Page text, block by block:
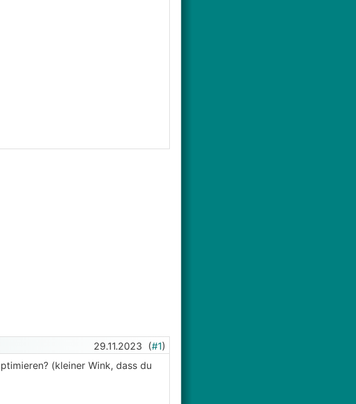
29.11.2023 (#1)
(kleiner Wink, dass du